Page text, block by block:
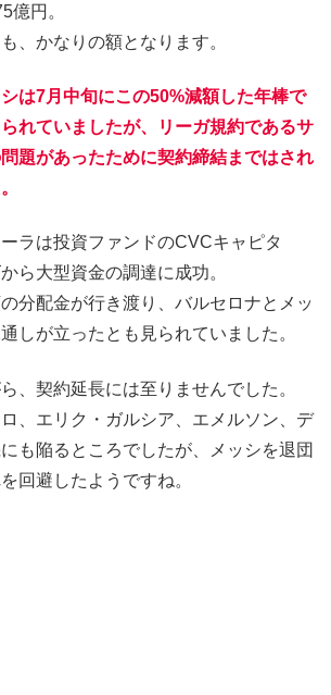
億円。
、かなりの額となります。
は7月中旬にこの50%減額した年棒で
れていましたが、リーガ規約であるサ
題があったために契約締結まではされ
ラは投資ファンドのCVCキャピタ
ら大型資金の調達に成功。
分配金が行き渡り、バルセロナとメッ
しが立ったとも見られていました。
、契約延長には至りませんでした。
、エリク・ガルシア、エメルソン、デ
も陥るところでしたが、メッシを退団
回避したようですね。